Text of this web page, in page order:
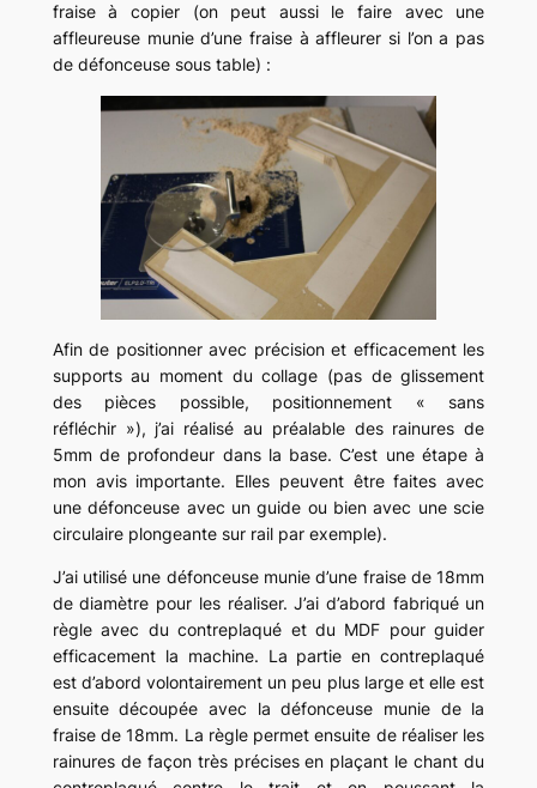
fraise à copier (on peut aussi le faire avec une
affleureuse munie d’une fraise à affleurer si l’on a pas
de défonceuse sous table) :
Afin de positionner avec précision et efficacement les
supports au moment du collage (pas de glissement
des pièces possible, positionnement « sans
réfléchir »), j’ai réalisé au préalable des rainures de
5mm de profondeur dans la base. C’est une étape à
mon avis importante. Elles peuvent être faites avec
une défonceuse avec un guide ou bien avec une scie
circulaire plongeante sur rail par exemple).
J’ai utilisé une défonceuse munie d’une fraise de 18mm
de diamètre pour les réaliser. J’ai d’abord fabriqué un
règle avec du contreplaqué et du MDF pour guider
efficacement la machine. La partie en contreplaqué
est d’abord volontairement un peu plus large et elle est
ensuite découpée avec la défonceuse munie de la
fraise de 18mm. La règle permet ensuite de réaliser les
rainures de façon très précises en plaçant le chant du